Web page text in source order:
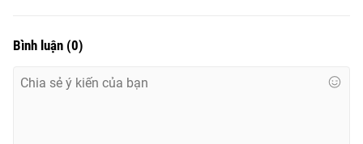
thuận bằng văn bản. Ghi rõ nguồn VTV.vn khi phát hành lại
Bình luận (0)